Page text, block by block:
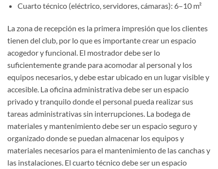
Cuarto técnico (eléctrico, servidores, cámaras): 6–10 m²
La zona de recepción es la primera impresión que los clientes
tienen del club, por lo que es importante crear un espacio
acogedor y funcional. El mostrador debe ser lo
suficientemente grande para acomodar al personal y los
equipos necesarios, y debe estar ubicado en un lugar visible y
accesible. La oficina administrativa debe ser un espacio
privado y tranquilo donde el personal pueda realizar sus
tareas administrativas sin interrupciones. La bodega de
materiales y mantenimiento debe ser un espacio seguro y
organizado donde se puedan almacenar los equipos y
materiales necesarios para el mantenimiento de las canchas y
las instalaciones. El cuarto técnico debe ser un espacio